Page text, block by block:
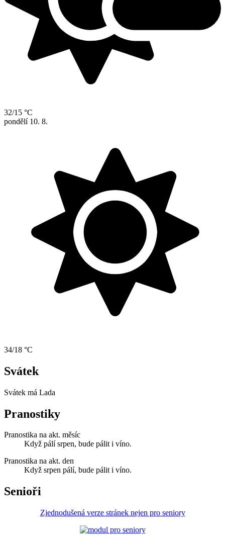
32/15 °C
pondělí 10. 8.
34/18 °C
Svátek
Svátek má Lada
Pranostiky
Pranostika na akt. měsíc
Když pálí srpen, bude pálit i víno.
Pranostika na akt. den
Když srpen pálí, bude pálit i víno.
Senioři
Zjednodušená verze stránek nejen pro seniory